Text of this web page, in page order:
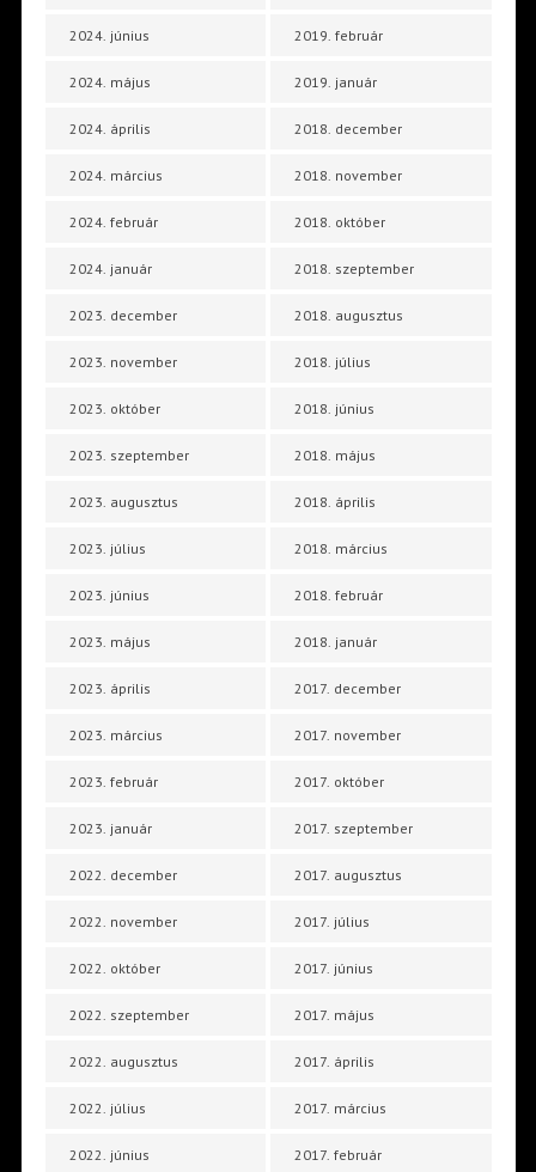
2024. június
2024. május
2024. április
2024. március
2024. február
2024. január
2023. december
2023. november
2023. október
2023. szeptember
2023. augusztus
2023. július
2023. június
2023. május
2023. április
2023. március
2023. február
2023. január
2022. december
2022. november
2022. október
2022. szeptember
2022. augusztus
2022. július
2022. június
2019. február
2019. január
2018. december
2018. november
2018. október
2018. szeptember
2018. augusztus
2018. július
2018. június
2018. május
2018. április
2018. március
2018. február
2018. január
2017. december
2017. november
2017. október
2017. szeptember
2017. augusztus
2017. július
2017. június
2017. május
2017. április
2017. március
2017. február